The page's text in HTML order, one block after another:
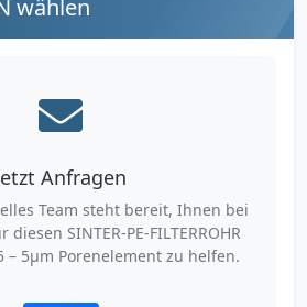
wählen
Anfragen
Team steht bereit, Ihnen bei
SINTER-PE-FILTERROHR
– 5µm Porenelement zu helfen.